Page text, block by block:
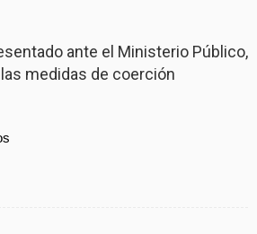
ante el Ministerio Público,
medidas de coerción